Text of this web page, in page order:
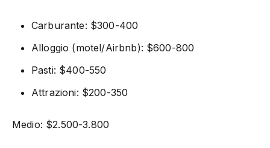
Carburante: $300-400
Alloggio (motel/Airbnb): $600-800
Pasti: $400-550
Attrazioni: $200-350
Medio: $2.500-3.800